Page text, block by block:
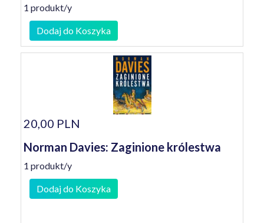
1 produkt/y
Dodaj do Koszyka
20,00 PLN
Norman Davies: Zaginione królestwa
1 produkt/y
Dodaj do Koszyka